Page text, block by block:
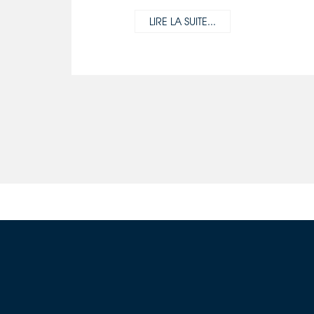
LIRE LA SUITE...